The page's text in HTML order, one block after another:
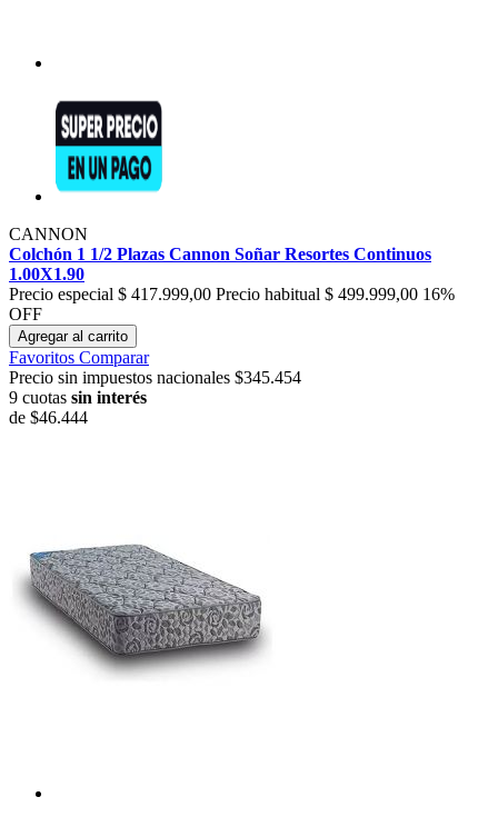
CANNON
Colchón 1 1/2 Plazas Cannon Soñar Resortes Continuos
1.00X1.90
Precio especial $ 417.999,00 Precio habitual $ 499.999,00 16%
OFF
Agregar al carrito
Favoritos Comparar
Precio sin impuestos nacionales $345.454
9 cuotas sin interés
de $46.444